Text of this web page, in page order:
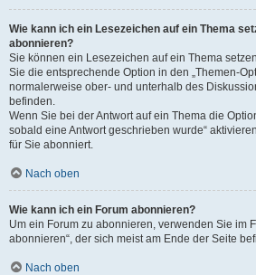
Wie kann ich ein Lesezeichen auf ein Thema
abonnieren?
Sie können ein Lesezeichen auf ein Thema
Sie die entsprechende Option in den „Themen-
normalerweise ober- und unterhalb des
befinden.
Wenn Sie bei der Antwort auf ein Thema die
sobald eine Antwort geschrieben wurde“
für Sie abonniert.
Nach oben
Wie kann ich ein Forum abonnieren?
Um ein Forum zu abonnieren, verwenden Sie im
abonnieren“, der sich meist am Ende der Seite
Nach oben